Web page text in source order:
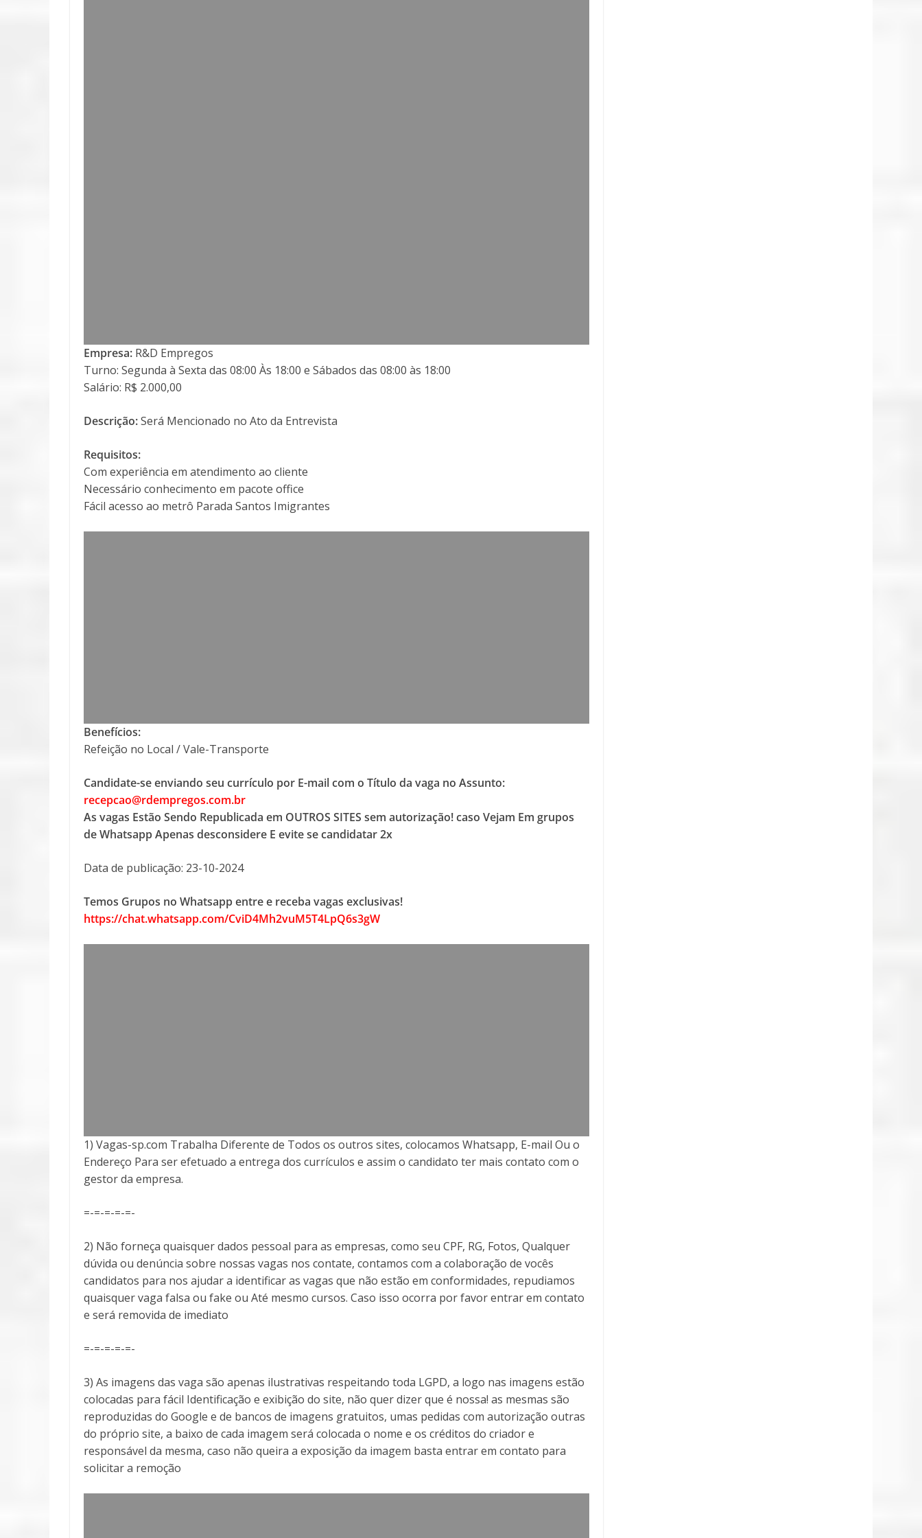
Empresa: R&D Empregos
Turno: Segunda à Sexta das 08:00 Às 18:00 e Sábados das 08:00 às 18:00
Salário: R$ 2.000,00
Descrição:Será Mencionado no Ato da Entrevista
Requisitos:
Com experiência em atendimento ao cliente
Necessário conhecimento em pacote office
Fácil acesso ao metrô Parada Santos Imigrantes
Benefícios:
Refeição no Local / Vale-Transporte
Candidate-se enviando seu currículo por E-mail com o Título da vaga no Assunto:
recepcao@rdempregos.com.br
As vagas Estão Sendo Republicada em OUTROS SITES sem autorização! caso Vejam Em grupos
de Whatsapp Apenas desconsidere E evite se candidatar 2x
Data de publicação: 23-10-2024
Temos Grupos no Whatsapp entre e receba vagas exclusivas!
https://chat.whatsapp.com/CviD4Mh2vuM5T4LpQ6s3gW
1) Vagas-sp.com Trabalha Diferente de Todos os outros sites, colocamos Whatsapp, E-mail Ou o
Endereço Para ser efetuado a entrega dos currículos e assim o candidato ter mais contato com o
gestor da empresa.
=-=-=-=-=-
2) Não forneça quaisquer dados pessoal para as empresas, como seu CPF, RG, Fotos, Qualquer
dúvida ou denúncia sobre nossas vagas nos contate, contamos com a colaboração de vocês
candidatos para nos ajudar a identificar as vagas que não estão em conformidades, repudiamos
quaisquer vaga falsa ou fake ou Até mesmo cursos. Caso isso ocorra por favor entrar em contato
e será removida de imediato
=-=-=-=-=-
3) As imagens das vaga são apenas ilustrativas respeitando toda LGPD, a logo nas imagens estão
colocadas para fácil Identificação e exibição do site, não quer dizer que é nossa! as mesmas são
reproduzidas do Google e de bancos de imagens gratuitos, umas pedidas com autorização outras
do próprio site, a baixo de cada imagem será colocada o nome e os créditos do criador e
responsável da mesma, caso não queira a exposição da imagem basta entrar em contato para
solicitar a remoção